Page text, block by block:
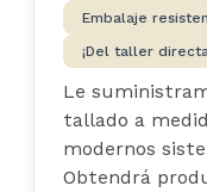
Embalaje
¡Del taller
Le
tallado a
modernos
Obtendrá